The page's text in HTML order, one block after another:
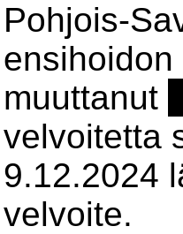
Pohjois-
muuttanut
velvoitetta
9.12.2024
velvoite.